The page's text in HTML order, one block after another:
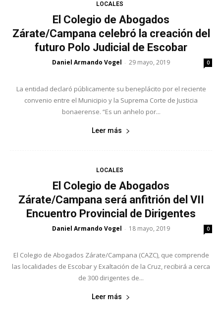
LOCALES
El Colegio de Abogados
Zárate/Campana celebró la creación del
futuro Polo Judicial de Escobar
Daniel Armando Vogel - 29 mayo, 2019 0
La entidad declaró públicamente su beneplácito por el reciente
convenio entre el Municipio y la Suprema Corte de Justicia
bonaerense. “Es un anhelo por...
Leer más
LOCALES
El Colegio de Abogados
Zárate/Campana será anfitrión del VII
Encuentro Provincial de Dirigentes
Daniel Armando Vogel - 18 mayo, 2019 0
El Colegio de Abogados Zárate/Campana (CAZC), que comprende
las localidades de Escobar y Exaltación de la Cruz, recibirá a cerca
de 300 dirigentes de...
Leer más